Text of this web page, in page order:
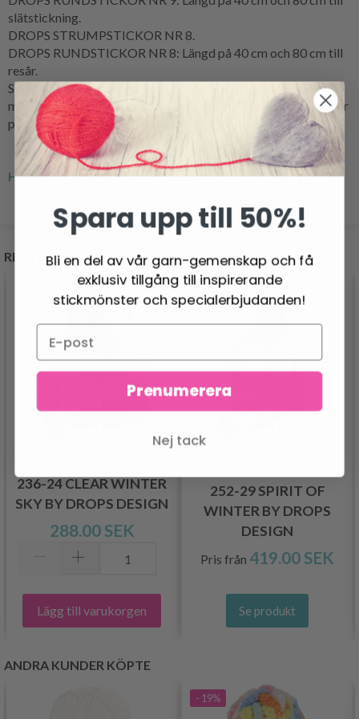
slätstickning.
DROPS STRUMPSTICKOR NR 8.
DROPS RUNDSTICKOR NR 8: Längd på 40 cm och 80 cm till
resår.
Sticknumren är endast rekommenderade. Får du för många
maskor på 10 cm, byt till tjockare stickor. Får du för få maskor
på 10 cm, byt till tunnare stickor.
Hitta alla DROPS mönster här.
RELATERADE PRODUKTER
236-24 CLEAR WINTER
SKY BY DROPS DESIGN
288.00 SEK
Lägg till varukorgen
252-29 SPIRIT OF
WINTER BY DROPS
DESIGN
Pris från 419.00 SEK
Se produkt
ANDRA KUNDER KÖPTE
- 19%
Spara upp till 50%!
Bli en del av vår garn-gemenskap och få
exklusiv tillgång till inspirerande
stickmönster och specialerbjudanden!
Prenumerera
Nej tack